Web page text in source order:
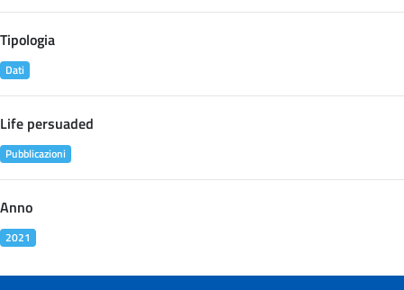
Tipologia
Dati
Life persuaded
Pubblicazioni
Anno
2021